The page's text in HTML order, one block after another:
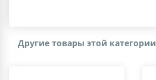
Другие товары этой категории